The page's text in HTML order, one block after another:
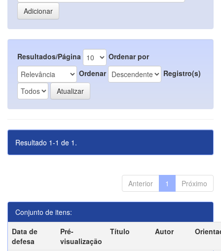
Resultados/Página
Ordenar por
Ordenar
Registro(s)
Resultado 1-1 de 1.
Anterior 1 Próximo
Conjunto de itens:
Data de
defesa
Pré-
visualização
Título Autor